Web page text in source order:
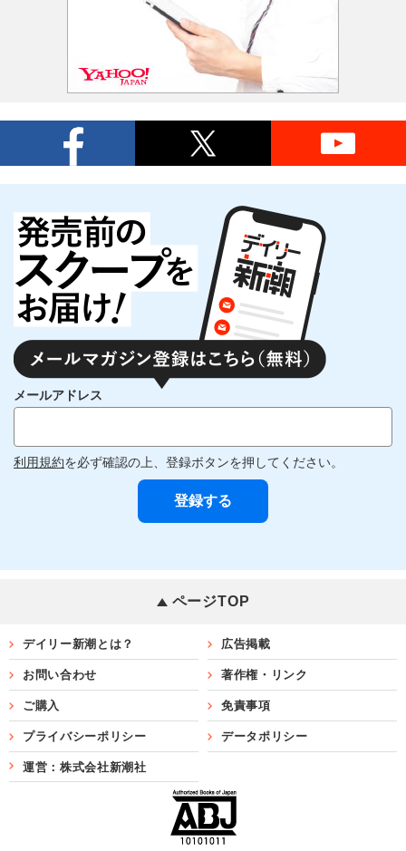
メールアドレス
利用規約を必ず確認の上、登録ボタンを押してください。
ページTOP
デイリー新潮とは？ 広告掲載
お問い合わせ 著作権・リンク
ご購入 免責事項
プライバシーポリシー データポリシー
運営：株式会社新潮社